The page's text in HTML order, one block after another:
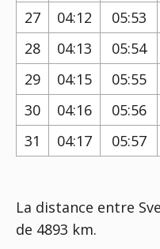
27
04:12 05:53
28
04:13 05:54
29
04:15 05:55
30
04:16 05:56
31
04:17 05:57
La distance entre
de 4893 km.